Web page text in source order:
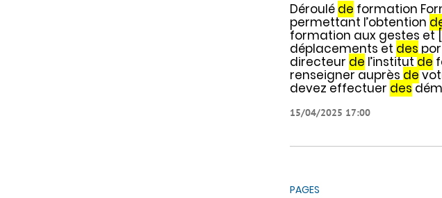
Déroulé de formation
permettant l’obtention
formation aux gestes et
déplacements et des
directeur de l’institutde
renseigner auprès de
devez effectuer des
15/04/2025 17:00
PAGES